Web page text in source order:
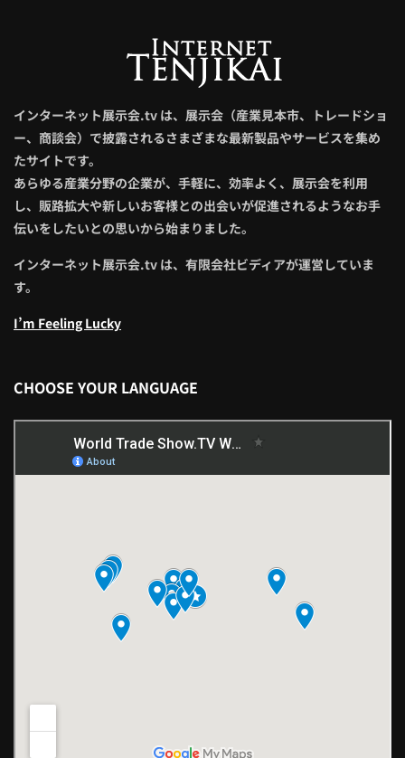
インターネット展示会.tv は、展示会（産業見本市、トレードショ
ー、商談会）で披露されるさまざまな最新製品やサービスを集め
たサイトです。
あらゆる産業分野の企業が、手軽に、効率よく、展示会を利用
し、販路拡大や新しいお客様との出会いが促進されるようなお手
伝いをしたいとの思いから始まりました。
インターネット展示会.tv は、有限会社ビディアが運営していま
す。
I’m Feeling Lucky
CHOOSE YOUR LANGUAGE